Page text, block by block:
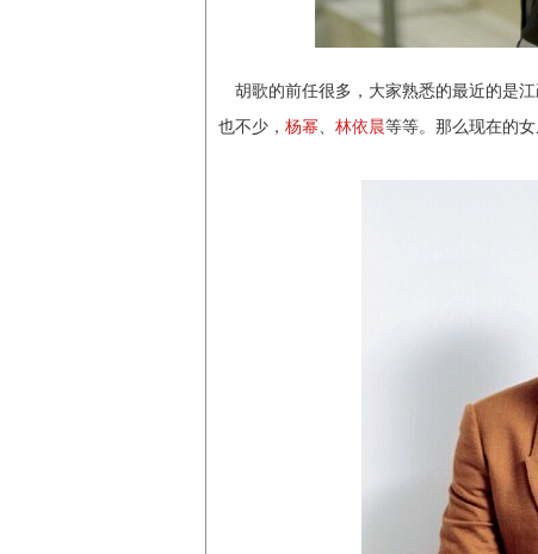
胡歌的前任很多，大家熟悉的最近的是
也不少， 杨幂 林依晨等等。那么现在的